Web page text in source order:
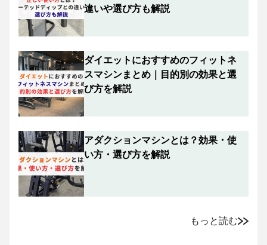
違いや選び方も解説
ダイエットにおすすめのフィットネ
スマシンまとめ｜目的別の効果と選
び方を解説
アダクションマシンとは？効果・使
い方・選び方を解説
もっと読む